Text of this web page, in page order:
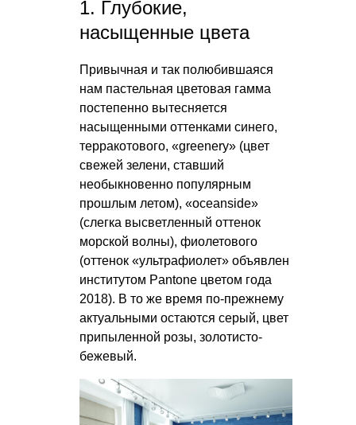
1. Глубокие,
насыщенные цвета
Привычная и так полюбившаяся
нам пастельная цветовая гамма
постепенно вытесняется
насыщенными оттенками синего,
терракотового, «greenery» (цвет
свежей зелени, ставший
необыкновенно популярным
прошлым летом), «oceanside»
(слегка высветленный оттенок
морской волны), фиолетового
(оттенок «ультрафиолет» объявлен
институтом Pantone цветом года
2018). В то же время по-прежнему
актуальными остаются серый, цвет
припыленной розы, золотисто-
бежевый.